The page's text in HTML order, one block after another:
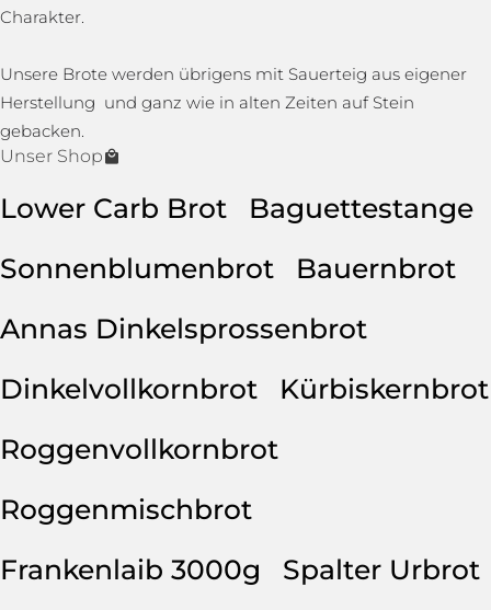
Charakter.
Unsere Brote werden übrigens mit Sauerteig aus eigener
Herstellung und ganz wie in alten Zeiten auf Stein
gebacken.
Unser Shop
Lower Carb Brot
Baguettestange
Sonnenblumenbrot
Bauernbrot
Annas Dinkelsprossenbrot
Dinkelvollkornbrot
Kürbiskernbrot
Roggenvollkornbrot
Roggenmischbrot
Frankenlaib 3000g
Spalter Urbrot